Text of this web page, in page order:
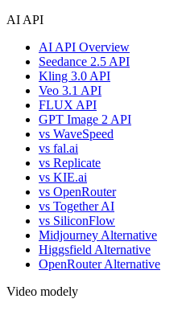
AI API
AI API Overview
Seedance 2.5 API
Kling 3.0 API
Veo 3.1 API
FLUX API
GPT Image 2 API
vs WaveSpeed
vs fal.ai
vs Replicate
vs KIE.ai
vs OpenRouter
vs Together AI
vs SiliconFlow
Midjourney Alternative
Higgsfield Alternative
OpenRouter Alternative
Video modely